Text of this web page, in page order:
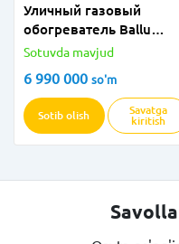
Уличный газовый
обогреватель Ballu
Flame
Sotuvda mavjud
6 990 000 so'm
Sotib olish
Savatga
kiritish